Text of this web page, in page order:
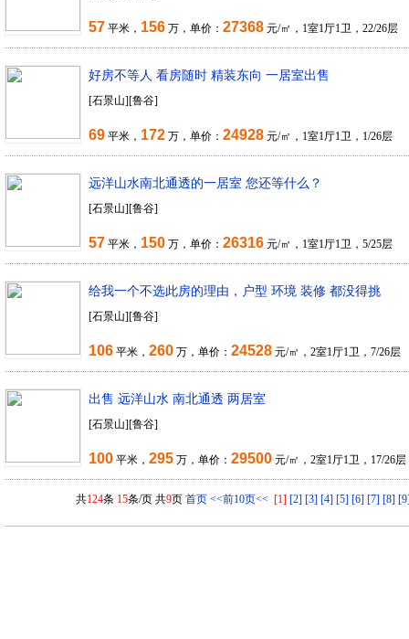
57 平米， 156 万，单价： 27368 元/㎡，1室1厅1卫，22/26层
好房不等人 看房随时 精装东向 一居室出售
[石景山][鲁谷]
69 平米， 172 万，单价： 24928 元/㎡，1室1厅1卫，1/26层
远洋山水南北通透的一居室 您还等什么？
[石景山][鲁谷]
57 平米， 150 万，单价： 26316 元/㎡，1室1厅1卫，5/25层
给我一个不选此房的理由，户型 环境 装修 都没得挑
[石景山][鲁谷]
106 平米， 260 万，单价： 24528 元/㎡，2室1厅1卫，7/26层
出售 远洋山水 南北通透 两居室
[石景山][鲁谷]
100 平米， 295 万，单价： 29500 元/㎡，2室1厅1卫，17/26层
共124条 15条/页 共9页 首页<<前10页<< [1] [2] [3] [4] [5] [6] [7] [8]